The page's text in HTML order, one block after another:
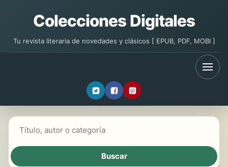
Colecciones Digitales
Tu revista literaria de novedades y clásicos [ EPUB, PDF, MOBI ]